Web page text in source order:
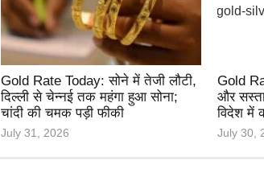
Gold Rate Today: सोने में तेजी लौटी,
दिल्ली से चेन्नई तक महंगा हुआ सोना;
चांदी की चमक पड़ी फीकी
July 31, 2026
Gold
और
विदेश में
July 30,